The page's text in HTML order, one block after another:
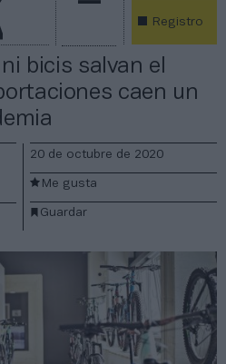
Registro
bicis salvan el
caen un
20 de octubre de 2020
Guardar
Me gusta